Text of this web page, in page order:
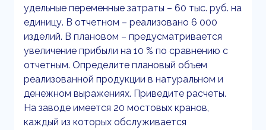
удельные переменные затраты – 60 тыс. руб. на
единицу. В отчетном – реализовано 6 000
изделий. В плановом – предусматривается
увеличение прибыли на 10 % по сравнению с
отчетным. Определите плановый объем
реализованной продукции в натуральном и
денежном выражениях. Приведите расчеты.
На заводе имеется 20 мостовых кранов,
каждый из которых обслуживается